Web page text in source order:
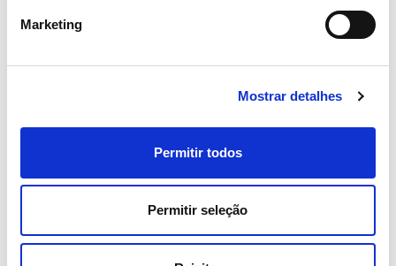
Marketing
Mostrar detalhes
Permitir todos
Permitir seleção
LABORATÓRIO DE
METROLOGIA REN